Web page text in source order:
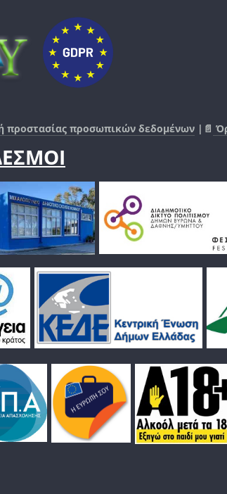
προστασίας προσωπικών δεδομένων |📄